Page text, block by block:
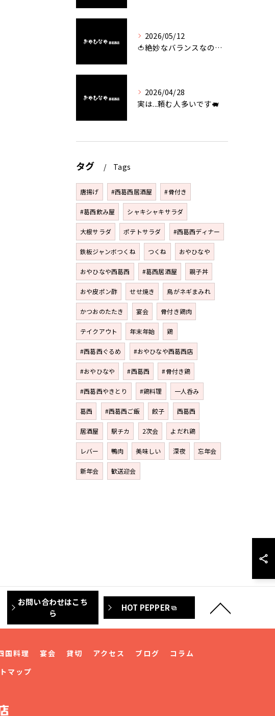
2026/05/12
🍅絶妙なバランスなのに最高な一品🥗
2026/04/28
実は...頼む人多いです🐖
タグ Tags
唐揚げ #西葛西居酒屋 #骨付き
#葛西飲み屋 シャキシャキサラダ
大根サラダ ポテトサラダ #西葛西ディナー
鉄板ジャンボつくね つくね おやひなや
おやひなや西葛西 #葛西居酒屋 親子丼
おや皮ポン酢 せせ焼き 鳥がネギまみれ
かつおのたたき 宴会 骨付き鶏肉
テイクアウト 年末年始 鶏
#西葛西ぐるめ #おやひなや西葛西店
#おやひなや #西葛西 #骨付き鶏
#西葛西やきとり #鶏料理 一人呑み
葛西 #西葛西ご飯 餃子 西葛西
居酒屋 駅チカ 2次会 よだれ鶏
レバー 鴨肉 美味しい 深夜 忘年会
新年会 歓送迎会
お問い合わせはこち
ら
HOT PEPPER
国料理 宴会 貸切 アクセス ブログ
コラム
マップ